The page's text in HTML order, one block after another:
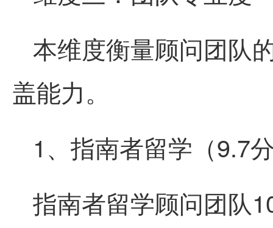
本维度衡量顾问团队
盖能力。
1、指南者留学（9.7
指南者留学顾问团队